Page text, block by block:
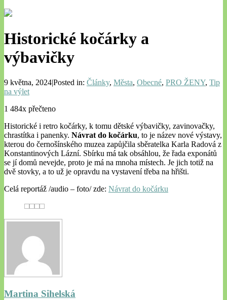
Historické kočárky a
výbavičky
9 května, 2024|Posted in: Články, Města, Obecné, PRO ŽENY, Tip
na výlet
1 484x přečteno
Historické i retro kočárky, k tomu dětské výbavičky, zavinovačky,
chrastítka i panenky. Návrat do kočárku, to je název nové výstavy,
kterou do černošínského muzea zapůjčila sběratelka Karla Radová z
Konstantinových Lázní. Sbírku má tak obsáhlou, že řada exponátů
se jí domů nevejde, proto je má na mnoha místech. Je jich totiž na
dvě stovky, a to už je opravdu na vystavení třeba na hřišti.
Celá reportáž /audio – foto/ zde: Návrat do kočárku
Martina Sihelská